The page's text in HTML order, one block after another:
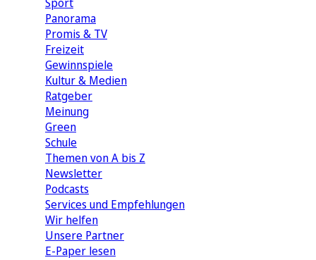
Panorama
Promis & TV
Freizeit
Gewinnspiele
Kultur & Medien
Ratgeber
Meinung
Green
Schule
Themen von A bis Z
Newsletter
Podcasts
Services und Empfehlungen
Wir helfen
Unsere Partner
E-Paper lesen